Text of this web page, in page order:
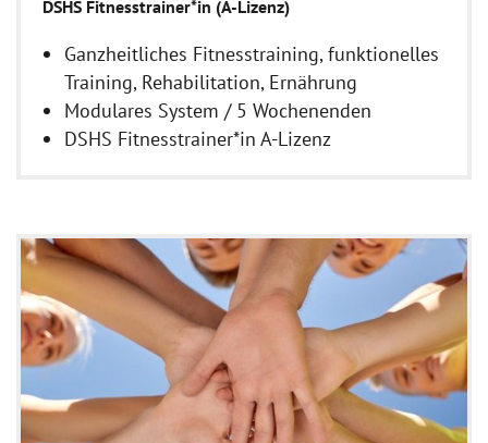
DSHS Fitnesstrainer*in (A-Lizenz)
Ganzheitliches Fitnesstraining, funktionelles
Training, Rehabilitation, Ernährung
Modulares System / 5 Wochenenden
DSHS Fitnesstrainer*in A-Lizenz